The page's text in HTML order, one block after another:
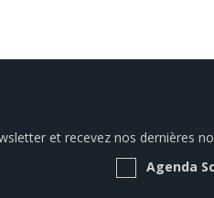
et recevez nos dernières
Agenda